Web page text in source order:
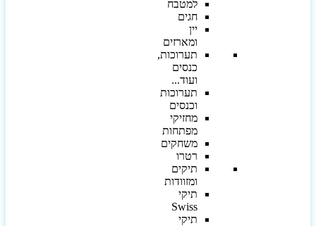
למטבח
חגים
יין
ומארזים
תערוכות,
כנסים
ועוד...
תערוכות
וכנסים
מחזיקי
מפתחות
משחקים
רטרו
תיקים
ומזוודות
תיקי
Swiss
תיקי